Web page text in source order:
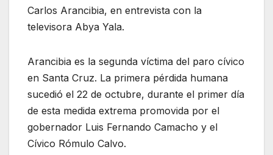
Carlos Arancibia, en entrevista con la
televisora Abya Yala.
Arancibia es la segunda víctima del paro cívico
en Santa Cruz. La primera pérdida humana
sucedió el 22 de octubre, durante el primer día
de esta medida extrema promovida por el
gobernador Luis Fernando Camacho y el
Cívico Rómulo Calvo.